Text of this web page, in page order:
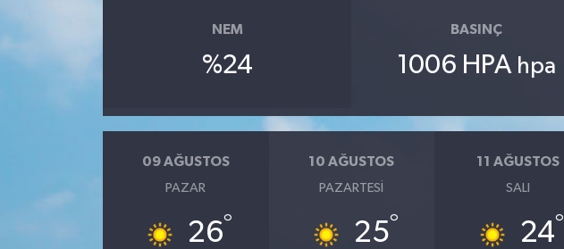
NEM
%24
BASINÇ
1006 HPA hpa
09 AĞUSTOS
PAZAR
26°
10 AĞUSTOS
PAZARTESI
25°
11 AĞUSTOS
SALI
24°